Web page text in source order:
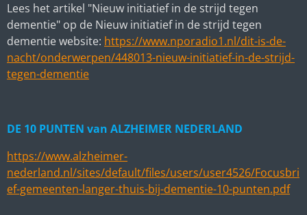
Lees het artikel "Nieuw initiatief in de strijd tegen
dementie" op de Nieuw initiatief in de strijd tegen
dementie website: https://www.nporadio1.nl/dit-is-de-
nacht/onderwerpen/448013-nieuw-initiatief-in-de-strijd-
tegen-dementie
DE 10 PUNTEN van ALZHEIMER NEDERLAND
https://www.alzheimer-
nederland.nl/sites/default/files/users/user4526/Focusbri
ef-gemeenten-langer-thuis-bij-dementie-10-punten.pdf